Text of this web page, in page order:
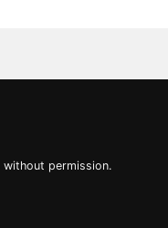
without permission.